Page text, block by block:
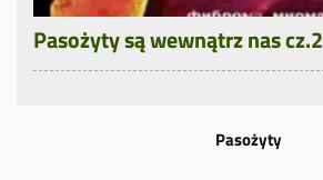
Pasożyty są wewnątrz nas cz.2
Pasożyty